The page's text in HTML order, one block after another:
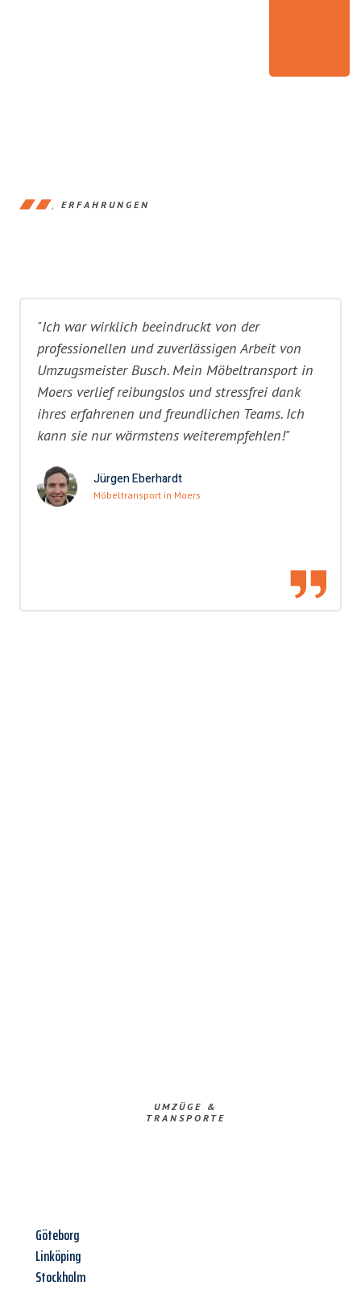
ERFAHRUNGEN
"Ich war wirklich beeindruckt von der
professionellen und zuverlässigen Arbeit von
Umzugsmeister Busch. Mein Möbeltransport in
Moers verlief reibungslos und stressfrei dank
ihres erfahrenen und freundlichen Teams. Ich
kann sie nur wärmstens weiterempfehlen!"
Jürgen Eberhardt
Möbeltransport in Moers
UMZÜGE &
TRANSPORTE
Göteborg
Linköping
Stockholm